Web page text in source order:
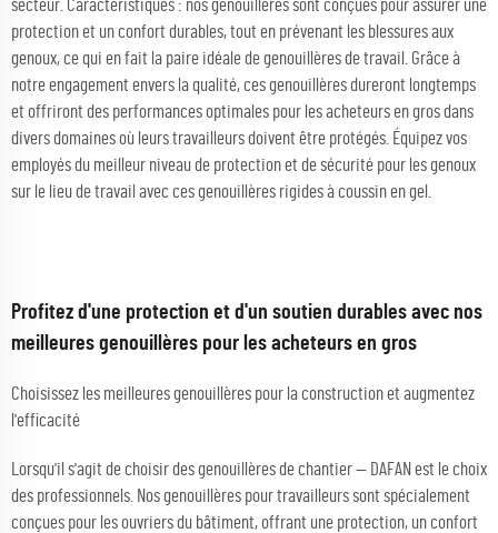
secteur. Caractéristiques : nos genouillères sont conçues pour assurer une
protection et un confort durables, tout en prévenant les blessures aux
genoux, ce qui en fait la paire idéale de genouillères de travail. Grâce à
notre engagement envers la qualité, ces genouillères dureront longtemps
et offriront des performances optimales pour les acheteurs en gros dans
divers domaines où leurs travailleurs doivent être protégés. Équipez vos
employés du meilleur niveau de protection et de sécurité pour les genoux
sur le lieu de travail avec ces genouillères rigides à coussin en gel.
Profitez d'une protection et d'un soutien durables avec nos
meilleures genouillères pour les acheteurs en gros
Choisissez les meilleures genouillères pour la construction et augmentez
l'efficacité
Lorsqu'il s'agit de choisir des genouillères de chantier — DAFAN est le choix
des professionnels. Nos genouillères pour travailleurs sont spécialement
conçues pour les ouvriers du bâtiment, offrant une protection, un confort